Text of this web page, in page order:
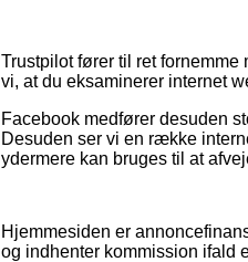
Trustpilot fører til ret
vi, at du eksaminerer internet
Facebook medfører desuden
Desuden ser vi en række
ydermere kan bruges til at
Hjemmesiden er
og indhenter kommission ifald